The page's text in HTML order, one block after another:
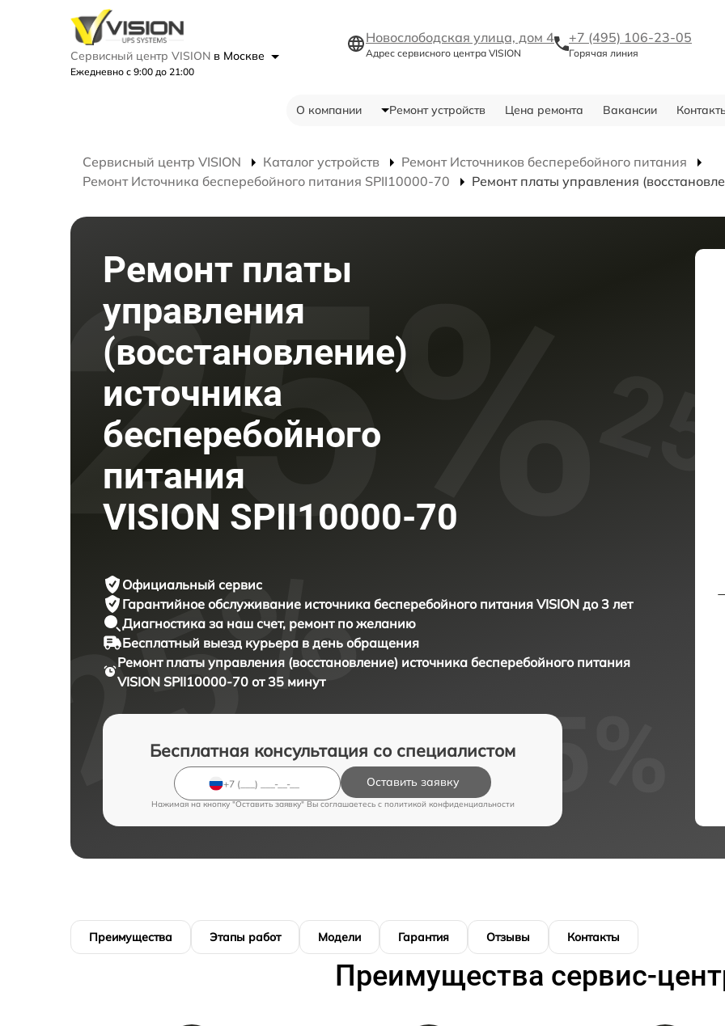
Сервисный центр VISION в Москве
Ежедневно с 9:00 до 21:00
Новослободская улица, дом 4
Адрес сервисного центра VISION
+7 (495) 106-23-05
Горячая линия
О компании Ремонт устройств Цена ремонта Вакансии
Сервисный центр VISION Каталог устройств
Ремонт Источников бесперебойного питания
Ремонт Источника бесперебойного питания SPII10000-70
Ремонт платы управления
Ремонт платы
управления
(восстановление)
источника
бесперебойного
питания
VISION SPII10000-70
Официальный сервис
Гарантийное обслуживание источника бесперебойного питания VISION до 3 лет
Диагностика за наш счет, ремонт по желанию
Бесплатный выезд курьера в день обращения
Ремонт платы управления (восстановление) источника бесперебойного питания
VISION SPII10000-70 от 35 минут
Бесплатная консультация со специалистом
Оставить заявку
Нажимая на кнопку "Оставить заявку" Вы соглашаетесь c политикой конфиденциальности
Преимущества Этапы работ Модели Гарантия Отзывы Контакты
Преимущества сервис-